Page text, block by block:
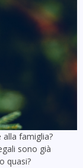
famiglia?
sono già
quasi?